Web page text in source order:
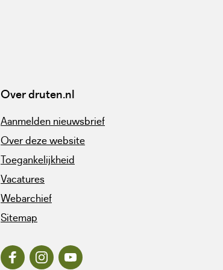
Over druten.nl
Aanmelden nieuwsbrief
Over deze website
Toegankelijkheid
Vacatures
Webarchief
Sitemap